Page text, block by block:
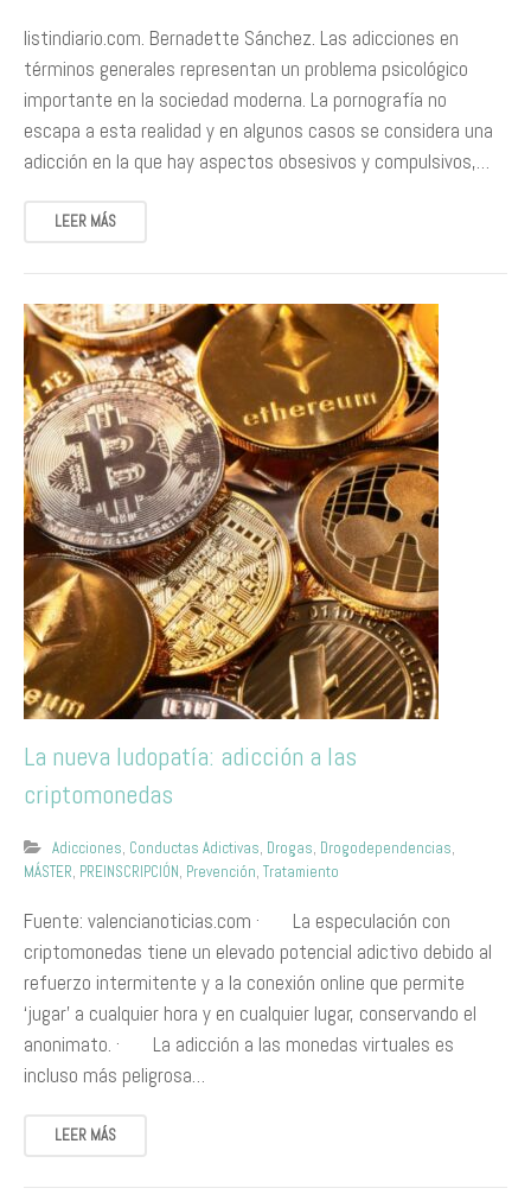
listindiario.com. Bernadette Sánchez. Las adicciones en
términos generales representan un problema psicológico
importante en la sociedad moderna. La pornografía no
escapa a esta realidad y en algunos casos se considera una
adicción en la que hay aspectos obsesivos y compulsivos,…
LEER MÁS
La nueva ludopatía: adicción a las
criptomonedas
Adicciones, Conductas Adictivas, Drogas, Drogodependencias,
MÁSTER, PREINSCRIPCIÓN, Prevención, Tratamiento
Fuente: valencianoticias.com · La especulación con
criptomonedas tiene un elevado potencial adictivo debido al
refuerzo intermitente y a la conexión online que permite
‘jugar’ a cualquier hora y en cualquier lugar, conservando el
anonimato. · La adicción a las monedas virtuales es
incluso más peligrosa…
LEER MÁS